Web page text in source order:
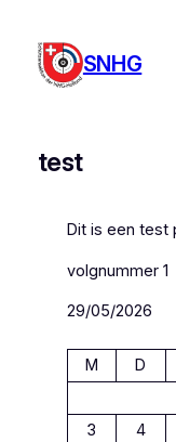
naar
SNHG
test
Dit is een test
volgnummer 1
29/05/2026
M
D
3
4